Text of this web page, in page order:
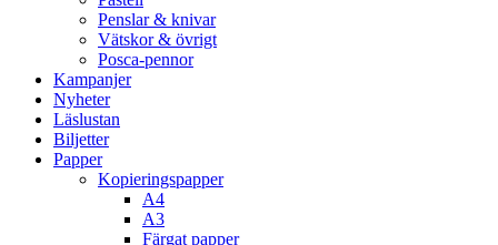
Penslar & knivar
Vätskor & övrigt
Posca-pennor
Kampanjer
Nyheter
Läslustan
Biljetter
Papper
Kopieringspapper
A4
A3
Färgat papper